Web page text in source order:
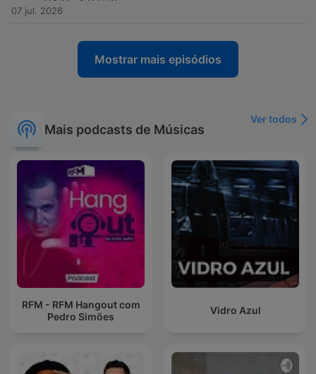
07 jul. 2026
Mostrar mais episódios
Mais podcasts de Músicas
Ver todos
RFM - RFM Hangout com
Pedro Simões
Vidro Azul